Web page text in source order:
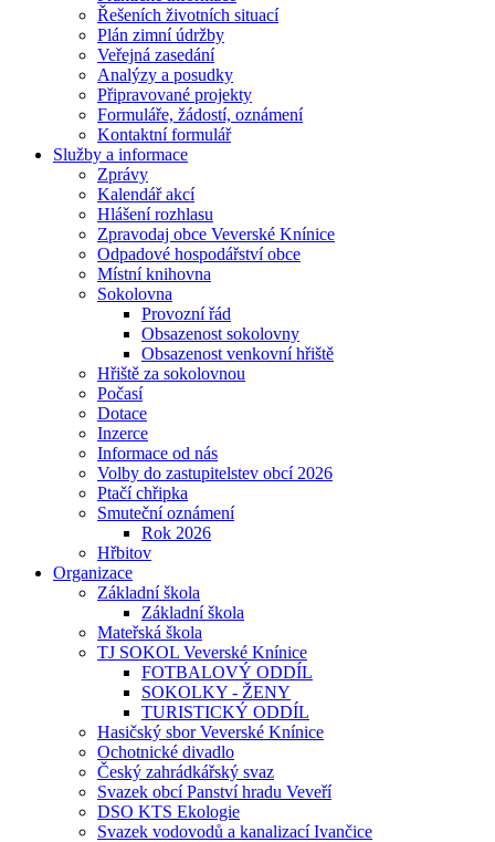
Řešeních životních situací
Plán zimní údržby
Veřejná zasedání
Analýzy a posudky
Připravované projekty
Formuláře, žádostí, oznámení
Kontaktní formulář
Služby a informace
Zprávy
Kalendář akcí
Hlášení rozhlasu
Zpravodaj obce Veverské Knínice
Odpadové hospodářství obce
Místní knihovna
Sokolovna
Provozní řád
Obsazenost sokolovny
Obsazenost venkovní hřiště
Hřiště za sokolovnou
Počasí
Dotace
Inzerce
Informace od nás
Volby do zastupitelstev obcí 2026
Ptačí chřipka
Smuteční oznámení
Rok 2026
Hřbitov
Organizace
Základní škola
Základní škola
Mateřská škola
TJ SOKOL Veverské Knínice
FOTBALOVÝ ODDÍL
SOKOLKY - ŽENY
TURISTICKÝ ODDÍL
Hasičský sbor Veverské Knínice
Ochotnické divadlo
Český zahrádkářský svaz
Svazek obcí Panství hradu Veveří
DSO KTS Ekologie
Svazek vodovodů a kanalizací Ivančice